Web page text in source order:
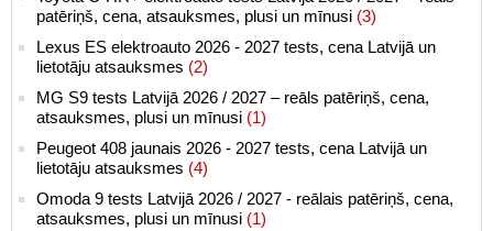
patēriņš, cena, atsauksmes, plusi un mīnusi (3)
Lexus ES elektroauto 2026 - 2027 tests, cena Latvijā un
lietotāju atsauksmes (2)
MG S9 tests Latvijā 2026 / 2027 – reāls patēriņš, cena,
atsauksmes, plusi un mīnusi (1)
Peugeot 408 jaunais 2026 - 2027 tests, cena Latvijā un
lietotāju atsauksmes (4)
Omoda 9 tests Latvijā 2026 / 2027 - reālais patēriņš, cena,
atsauksmes, plusi un mīnusi (1)